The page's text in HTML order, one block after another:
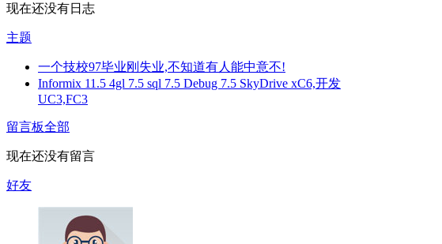
现在还没有日志
主题
一个技校97毕业刚失业,不知道有人能中意不!
Informix 11.5 4gl 7.5 sql 7.5 Debug 7.5 SkyDrive xC6,开发
UC3,FC3
留言板全部
现在还没有留言
好友